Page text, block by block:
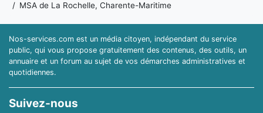
MSA de La Rochelle, Charente-Maritime
Nos-services.com est un média citoyen, indépendant du service
public, qui vous propose gratuitement des contenus, des outils, un
annuaire et un forum au sujet de vos démarches administratives et
quotidiennes.
Suivez-nous